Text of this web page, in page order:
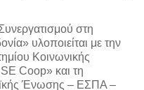
στη
υλοποιείται με την
Κοινωνικής
Coop» και τη
Ένωσης – ΕΣΠΑ –